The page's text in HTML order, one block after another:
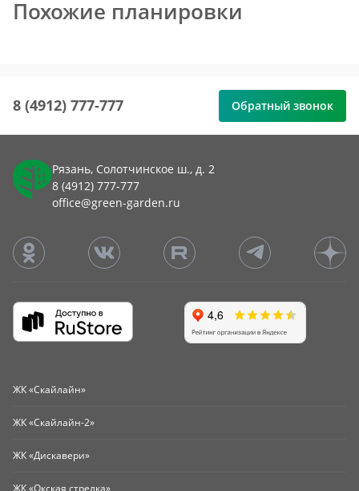
Похожие планировки
8 (4912) 777-777 Обратный звонок
Рязань, Солотчинское ш., д. 2
8 (4912) 777-777
office@green-garden.ru
ЖК «Скайлайн»
ЖК «Скайлайн-2»
ЖК «Дискавери»
ЖК «Окская стрелка»